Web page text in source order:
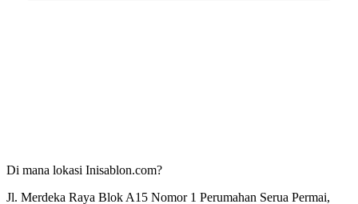
Di mana lokasi Inisablon.com?
Jl. Merdeka Raya Blok A15 Nomor 1 Perumahan Serua Permai,